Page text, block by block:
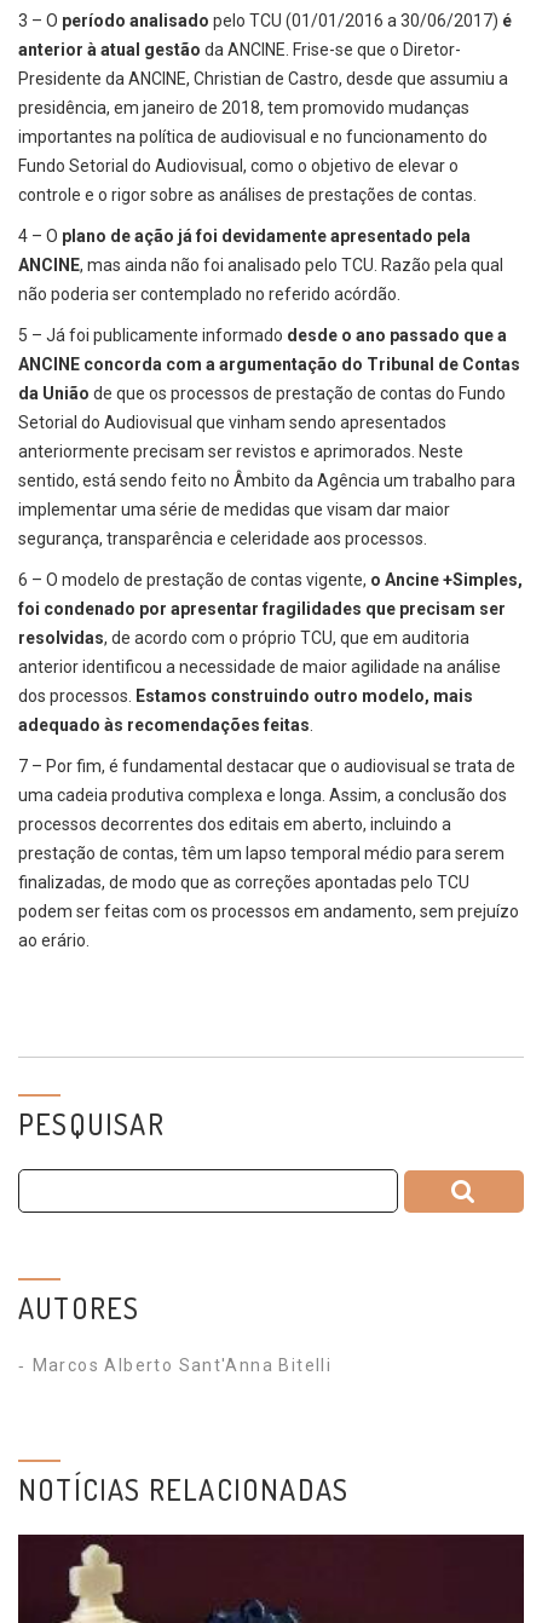
3 – O período analisado pelo TCU (01/01/2016 a 30/06/2017) é
anterior à atual gestão da ANCINE. Frise-se que o Diretor-
Presidente da ANCINE, Christian de Castro, desde que assumiu a
presidência, em janeiro de 2018, tem promovido mudanças
importantes na política de audiovisual e no funcionamento do
Fundo Setorial do Audiovisual, como o objetivo de elevar o
controle e o rigor sobre as análises de prestações de contas.
4 – O plano de ação já foi devidamente apresentado pela
ANCINE, mas ainda não foi analisado pelo TCU. Razão pela qual
não poderia ser contemplado no referido acórdão.
5 – Já foi publicamente informado desde o ano passado que a
ANCINE concorda com a argumentação do Tribunal de Contas
da União de que os processos de prestação de contas do Fundo
Setorial do Audiovisual que vinham sendo apresentados
anteriormente precisam ser revistos e aprimorados. Neste
sentido, está sendo feito no Âmbito da Agência um trabalho para
implementar uma série de medidas que visam dar maior
segurança, transparência e celeridade aos processos.
6 – O modelo de prestação de contas vigente, o Ancine +Simples,
foi condenado por apresentar fragilidades que precisam ser
resolvidas, de acordo com o próprio TCU, que em auditoria
anterior identificou a necessidade de maior agilidade na análise
dos processos.
Estamos construindo outro modelo, mais
adequado às recomendações feitas
7 – Por fim, é fundamental destacar que o audiovisual se trata de
uma cadeia produtiva complexa e longa. Assim, a conclusão dos
processos decorrentes dos editais em aberto, incluindo a
prestação de contas, têm um lapso temporal médio para serem
finalizadas, de modo que as correções apontadas pelo TCU
podem ser feitas com os processos em andamento, sem prejuízo
ao erário.
PESQUISAR
AUTORES
Marcos Alberto Sant'Anna Bitelli
NOTÍCIAS RELACIONADAS